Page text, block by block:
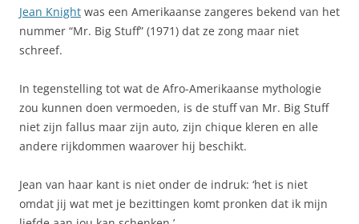
Jean Knight was een Amerikaanse zangeres bekend van het
nummer “Mr. Big Stuff” (1971) dat ze zong maar niet
schreef.
In tegenstelling tot wat de Afro-Amerikaanse mythologie
zou kunnen doen vermoeden, is de stuff van Mr. Big Stuff
niet zijn fallus maar zijn auto, zijn chique kleren en alle
andere rijkdommen waarover hij beschikt.
Jean van haar kant is niet onder de indruk: ‘het is niet
omdat jij wat met je bezittingen komt pronken dat ik mijn